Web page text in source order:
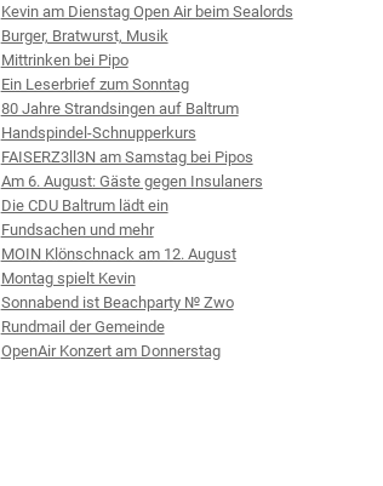
Kevin am Dienstag Open Air beim Sealords
Burger, Bratwurst, Musik
Mittrinken bei Pipo
Ein Leserbrief zum Sonntag
80 Jahre Strandsingen auf Baltrum
Handspindel-Schnupperkurs
FAISERZ3ll3N am Samstag bei Pipos
Am 6. August: Gäste gegen Insulaners
Die CDU Baltrum lädt ein
Fundsachen und mehr
MOIN Klönschnack am 12. August
Montag spielt Kevin
Sonnabend ist Beachparty № Zwo
Rundmail der Gemeinde
OpenAir Konzert am Donnerstag